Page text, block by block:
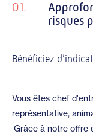
01.
risques
Bénéficiez
Vous êtes chef
représentative,
Grâce à notre offre